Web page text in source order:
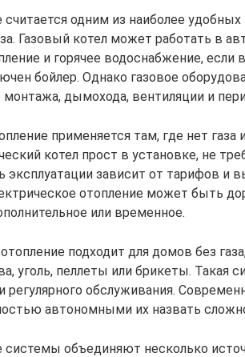
считается одним из наиболее
Газовый котел может работать в
и горячее водоснабжение,
бойлер. Однако газовое
монтажа, дымохода, вентиляции и
применяется там, где нет газа
котел прост в установке, не
эксплуатации зависит от тарифов и
отопление может быть
или временное.
подходит для домов без
уголь, пеллеты или брикеты. Такая
регулярного обслуживания.
автономными их назвать
объединяют несколько